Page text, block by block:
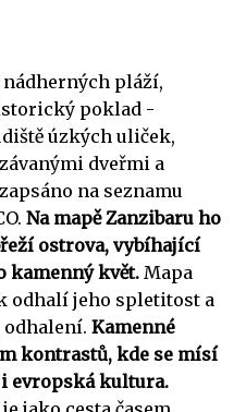
pláží,
poklad -
úzkých uliček,
dveřmi a
na seznamu
Na mapě Zanzibaru ho
ostrova, vybíhající
kamenný květ. Mapa
odhalí jeho spletitost a
Kamenné
kontrastů, kde se mísí
evropská kultura.